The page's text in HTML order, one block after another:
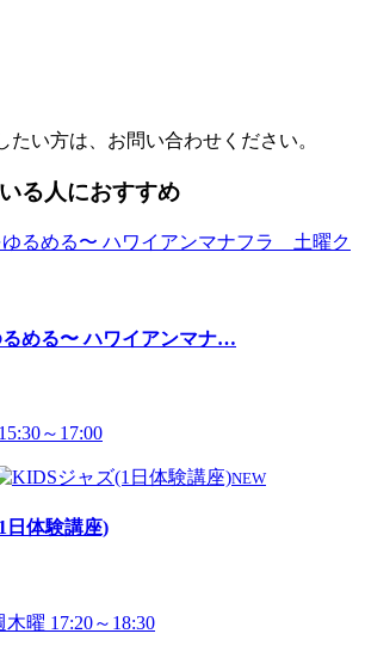
たい方は、お問い合わせください。
る人におすすめ
める〜 ハワイアンマナ…
～17:00
NEW
日体験講座)
曜 17:20～18:30